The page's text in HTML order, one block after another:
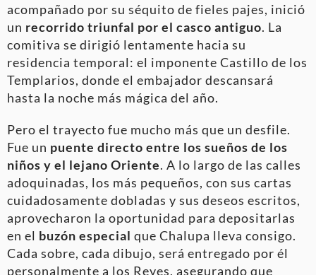
acompañado por su séquito de fieles pajes, inició
un recorrido triunfal por el casco antiguo. La
comitiva se dirigió lentamente hacia su
residencia temporal: el imponente Castillo de los
Templarios, donde el embajador descansará
hasta la noche más mágica del año.
Pero el trayecto fue mucho más que un desfile.
Fue un puente directo entre los sueños de los
niños y el lejano Oriente. A lo largo de las calles
adoquinadas, los más pequeños, con sus cartas
cuidadosamente dobladas y sus deseos escritos,
aprovecharon la oportunidad para depositarlas
en el buzón especial que Chalupa lleva consigo.
Cada sobre, cada dibujo, será entregado por él
personalmente a los Reyes, asegurando que